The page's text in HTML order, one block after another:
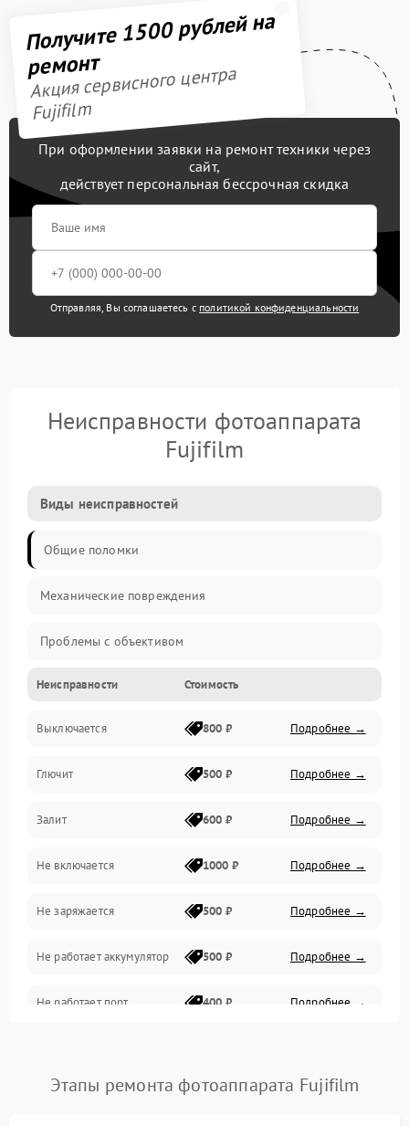
Получите 1500 рублей на
ремонт
Акция сервисного центра
Fujifilm
При оформлении заявки на ремонт техники через
сайт,
действует персональная бессрочная скидка
Отправляя, Вы соглашаетесь с политикой конфиденциальности
Неисправности фотоаппарата
Fujifilm
Виды неисправностей
Общие поломки
Механические повреждения
Проблемы с объективом
Электронные ошибки
Механические проблемы
Матрица и оптика
Питание и питание цепей
Проблемы с картами памяти
Объективы
Программные сбои
Коммуникации и интерфейсы
Неисправности Стоимость
Выключается 800 ₽ Подробнее →
Глючит 500 ₽ Подробнее →
Залит 600 ₽ Подробнее →
Не включается 1000 ₽ Подробнее →
Не заряжается 500 ₽ Подробнее →
Не работает аккумулятор 500 ₽ Подробнее →
Не работает порт 400 ₽ Подробнее →
Этапы ремонта фотоаппарата Fujifilm